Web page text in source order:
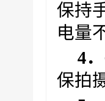
保持
电量
4．
保拍